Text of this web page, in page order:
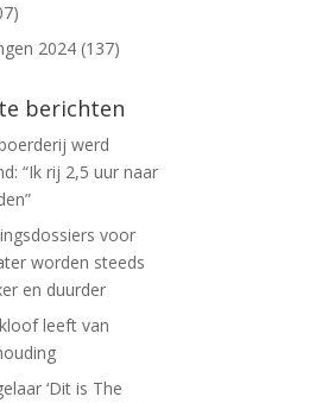
2024 (137)
berichten
werd
“Ik rij 2,5 uur naar
voor
worden steeds
en duurder
leeft van
‘Dit is The